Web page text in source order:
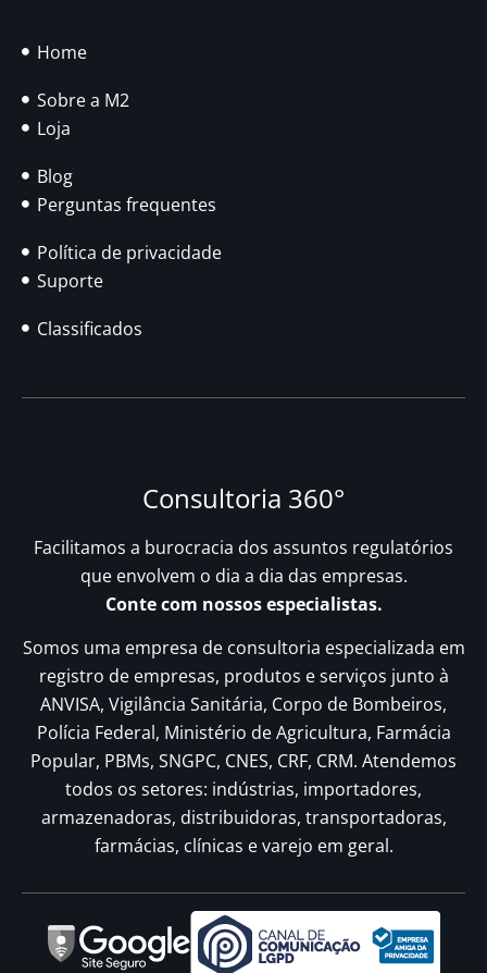
Home
Sobre a M2
Loja
Blog
Perguntas frequentes
Política de privacidade
Suporte
Classificados
Consultoria 360°
Facilitamos a burocracia dos assuntos regulatórios
que envolvem o dia a dia das empresas.
Conte com nossos especialistas.
Somos uma empresa de consultoria especializada em
registro de empresas, produtos e serviços junto à
ANVISA, Vigilância Sanitária, Corpo de Bombeiros,
Polícia Federal, Ministério de Agricultura, Farmácia
Popular, PBMs, SNGPC, CNES, CRF, CRM. Atendemos
todos os setores: indústrias, importadores,
armazenadoras, distribuidoras, transportadoras,
farmácias, clínicas e varejo em geral.